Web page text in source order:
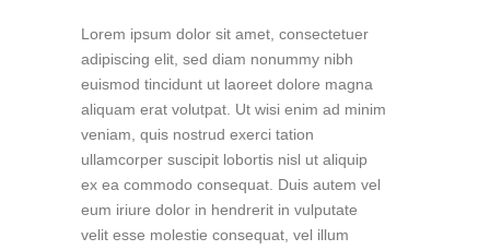
Lorem ipsum dolor sit amet, consectetuer
adipiscing elit, sed diam nonummy nibh
euismod tincidunt ut laoreet dolore magna
aliquam erat volutpat. Ut wisi enim ad minim
veniam, quis nostrud exerci tation
ullamcorper suscipit lobortis nisl ut aliquip
ex ea commodo consequat. Duis autem vel
eum iriure dolor in hendrerit in vulputate
velit esse molestie consequat, vel illum